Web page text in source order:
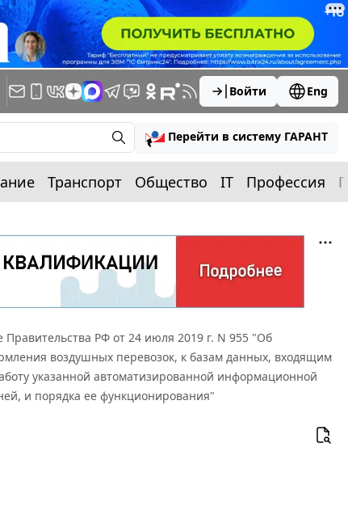
Войти Eng
Перейти в систему ГАРАНТ
Транспорт Общество IT Профессия
Правительства РФ от 24 июля 2019 г. N 955 "Об
воздушных перевозок, к базам данных, входящим
указанной автоматизированной информационной
и порядка ее функционирования"